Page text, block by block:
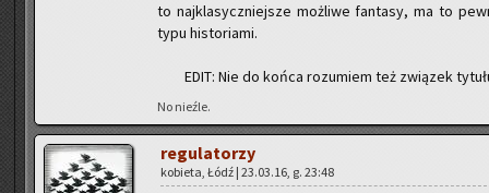
to naj­kla­sycz­niej­sze moż­li­we fan­ta­sy, ma to
typu hi­sto­ria­mi.
EDIT: Nie do końca ro­zu­miem też zwią­zek
No nie­źle.
re­gu­la­to­rzy
ko­bie­ta, Łódź | 23.03.16, g. 23:48